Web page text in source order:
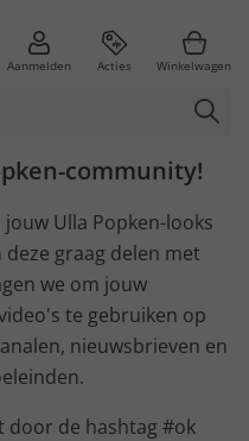
Aanmelden Acties Winkelwagen
community!
Ulla Popken-looks
graag delen met
we om jouw
te gebruiken op
nieuwsbrieven en
door de hashtag #ok